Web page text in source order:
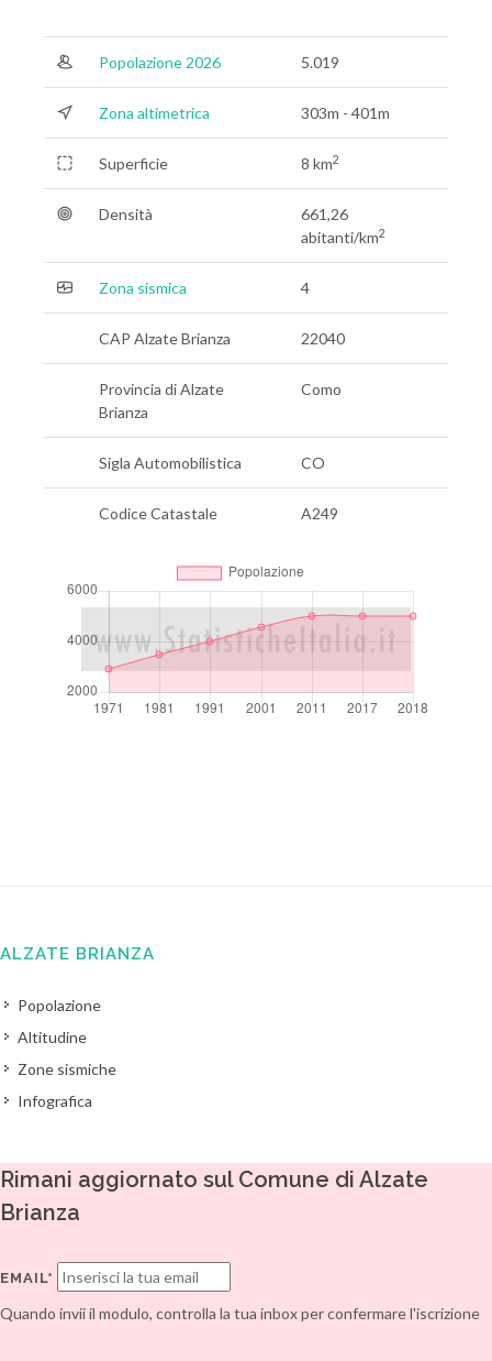
Popolazione 2026 5.019
Zona altimetrica 303m - 401m
Superficie 8 km2
Densità
661,26
abitanti/km2
Zona sismica 4
CAP Alzate Brianza 22040
Provincia di Alzate
Brianza
Como
Sigla Automobilistica CO
Codice Catastale A249
ALZATE BRIANZA
Popolazione
Altitudine
Zone sismiche
Infografica
Rimani aggiornato sul Comune di Alzate
Brianza
EMAIL*
Quando invii il modulo, controlla la tua inbox per confermare l'iscrizione